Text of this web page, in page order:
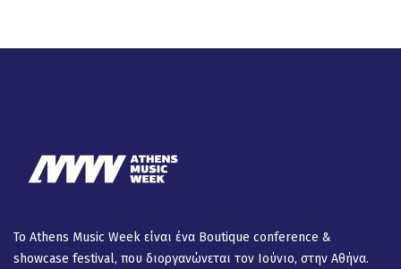
Το Athens Music Week είναι ένα Βοutique conference &
showcase festival, που διοργανώνεται τον Ιούνιο, στην Αθήνα.